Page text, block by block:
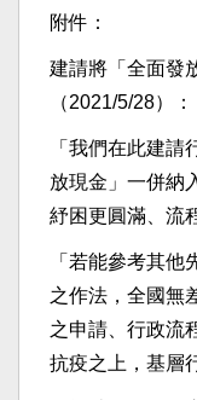
附件：
建請將「全面發
（2021/5/28）：
「我們在此建
放現金」一併納
紓困更圓滿、流
「若能參考其他
之作法，全國無
之申請、行政流
抗疫之上，基層